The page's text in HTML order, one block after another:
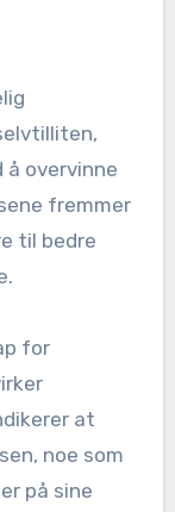
overvinne
fremmer
til bedre
for
at
noe som
på sine